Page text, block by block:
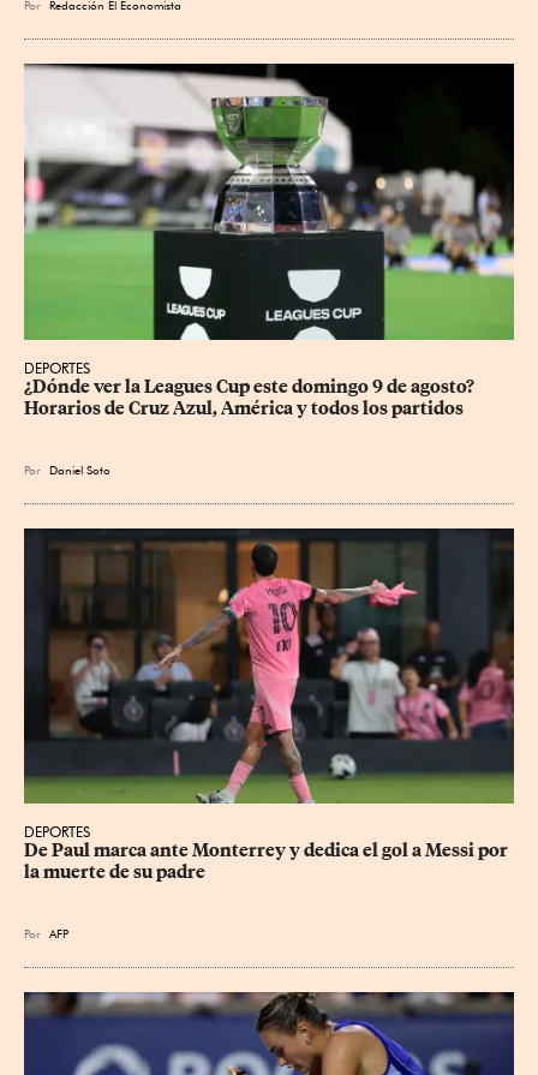
Por Redacción El Economista
DEPORTES
¿Dónde ver la Leagues Cup este domingo 9 de agosto?
Horarios de Cruz Azul, América y todos los partidos
Por Daniel Soto
DEPORTES
De Paul marca ante Monterrey y dedica el gol a Messi por
la muerte de su padre
Por AFP